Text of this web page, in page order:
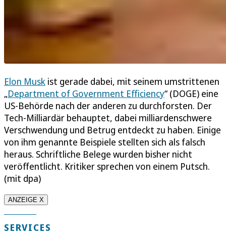
Elon Musk ist gerade dabei, mit seinem umstrittenen
„Department of Government Efficiency“ (DOGE) eine
US-Behörde nach der anderen zu durchforsten. Der
Tech-Milliardär behauptet, dabei milliardenschwere
Verschwendung und Betrug entdeckt zu haben. Einige
von ihm genannte Beispiele stellten sich als falsch
heraus. Schriftliche Belege wurden bisher nicht
veröffentlicht. Kritiker sprechen von einem Putsch.
(mit dpa)
ANZEIGE X
SERVICES